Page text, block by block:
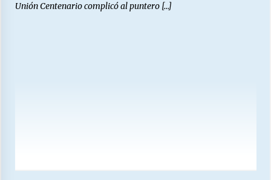
Unión Centenario complicó al puntero […]